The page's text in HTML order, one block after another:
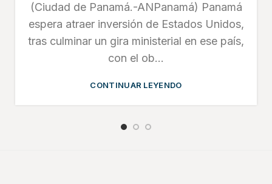
(Ciudad de Panamá.-ANPanamá) Panamá
espera atraer inversión de Estados Unidos,
tras culminar un gira ministerial en ese país,
con el ob...
CONTINUAR LEYENDO